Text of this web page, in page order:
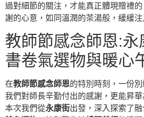
過對細節的關注，才能真正體現贈禮
謝的心意，如同溫潤的茶湯般，緩緩注
教師節感念師恩:永
書卷氣選物與暖心
在教師節感念師恩的特別時刻，一份
我們對師長辛勤付出的感謝，更能昇華
本次我們從永康街出發，深入探索了